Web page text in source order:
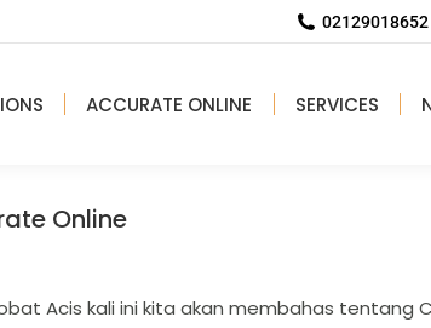
ACCURATE ONLINE SERVICES
Online
Acis kali ini kita akan membahas tentang